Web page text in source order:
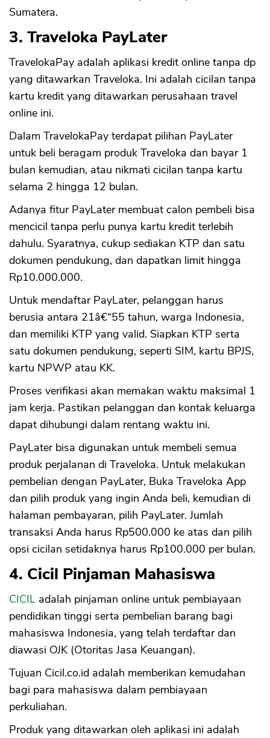
Sumatera.
3. Traveloka PayLater
TravelokaPay adalah aplikasi kredit online tanpa dp
yang ditawarkan Traveloka. Ini adalah cicilan tanpa
kartu kredit yang ditawarkan perusahaan travel
online ini.
Dalam TravelokaPay terdapat pilihan PayLater
untuk beli beragam produk Traveloka dan bayar 1
bulan kemudian, atau nikmati cicilan tanpa kartu
selama 2 hingga 12 bulan.
Adanya fitur PayLater membuat calon pembeli bisa
mencicil tanpa perlu punya kartu kredit terlebih
dahulu. Syaratnya, cukup sediakan KTP dan satu
dokumen pendukung, dan dapatkan limit hingga
Rp10.000.000.
Untuk mendaftar PayLater, pelanggan harus
berusia antara 21â€“55 tahun, warga Indonesia,
dan memiliki KTP yang valid. Siapkan KTP serta
satu dokumen pendukung, seperti SIM, kartu BPJS,
kartu NPWP atau KK.
Proses verifikasi akan memakan waktu maksimal 1
jam kerja. Pastikan pelanggan dan kontak keluarga
dapat dihubungi dalam rentang waktu ini.
PayLater bisa digunakan untuk membeli semua
produk perjalanan di Traveloka. Untuk melakukan
pembelian dengan PayLater, Buka Traveloka App
dan pilih produk yang ingin Anda beli, kemudian di
halaman pembayaran, pilih PayLater. Jumlah
transaksi Anda harus Rp500.000 ke atas dan pilih
opsi cicilan setidaknya harus Rp100.000 per bulan.
4. Cicil Pinjaman Mahasiswa
CICIL adalah pinjaman online untuk pembiayaan
pendidikan tinggi serta pembelian barang bagi
mahasiswa Indonesia, yang telah terdaftar dan
diawasi OJK (Otoritas Jasa Keuangan).
Tujuan Cicil.co.id adalah memberikan kemudahan
bagi para mahasiswa dalam pembiayaan
perkuliahan.
Produk yang ditawarkan oleh aplikasi ini adalah